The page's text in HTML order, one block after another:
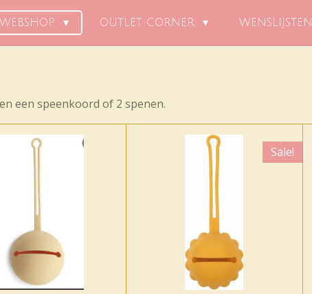
WEBSHOP OUTLET CORNER WENSLIJSTEN
een speenkoord of 2 spenen.
Sale!